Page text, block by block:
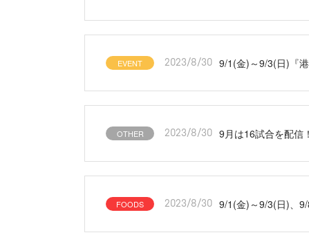
EVENT 2023/8/30 9/1(金)～9/3(日)『
OTHER 2023/8/30 9月は16試合を配信
FOODS 2023/8/30 9/1(金)～9/3(日)、